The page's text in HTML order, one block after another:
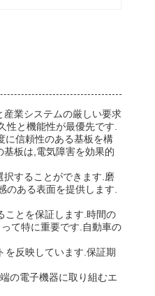
業システムの厳しい要求
と機能性が最優先です.
に信頼性のある基板を構
板は,電気障害を効果的
することができます.磨
ある表面を提供します.
ことを保証します.時間の
て特に重要です.自動車の
を反映しています.保証期
の電子機器に取り組むエ